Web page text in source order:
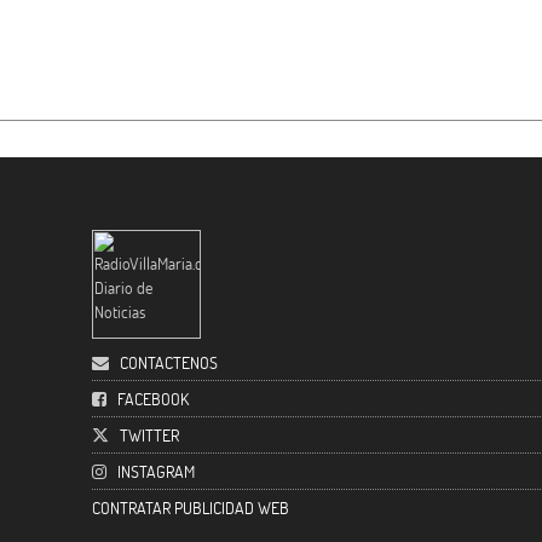
CONTACTENOS
FACEBOOK
TWITTER
INSTAGRAM
CONTRATAR PUBLICIDAD WEB